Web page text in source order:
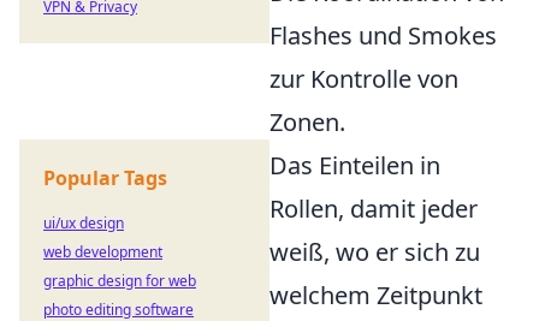
Flashes und Smokes
zur Kontrolle von
Zonen.
Das Einteilen in
Rollen, damit jeder
weiß, wo er sich zu
welchem Zeitpunkt
VPN & Privacy
Popular Tags
ui/ux design
web development
graphic design for web
photo editing software